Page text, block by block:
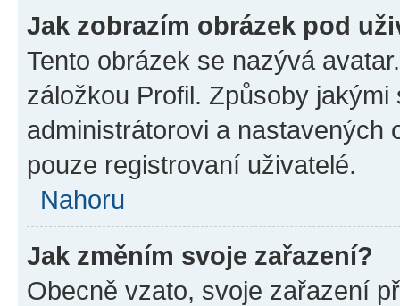
Jak zobrazím obrázek pod
Tento obrázek se nazývá
záložkou Profil. Způsoby
administrátorovi a nastavených
pouze registrovaní uživatelé.
Nahoru
Jak změním svoje zařazení?
Obecně vzato, svoje zařazení